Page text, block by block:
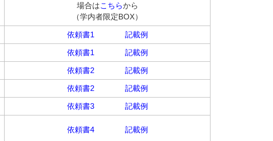
場合はこちらから
（学内者限定BOX）
依頼書1 記載例
依頼書1 記載例
依頼書2 記載例
依頼書2 記載例
依頼書3 記載例
依頼書4 記載例